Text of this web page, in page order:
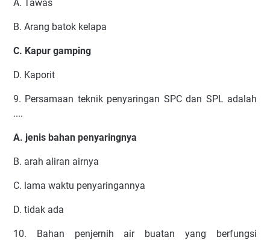
A. Tawas
B. Arang batok kelapa
C. Kapur gamping
D. Kaporit
9. Persamaan teknik penyaringan SPC dan SPL adalah
....
A. jenis bahan penyaringnya
B. arah aliran airnya
C. lama waktu penyaringannya
D. tidak ada
10. Bahan penjernih air buatan yang berfungsi